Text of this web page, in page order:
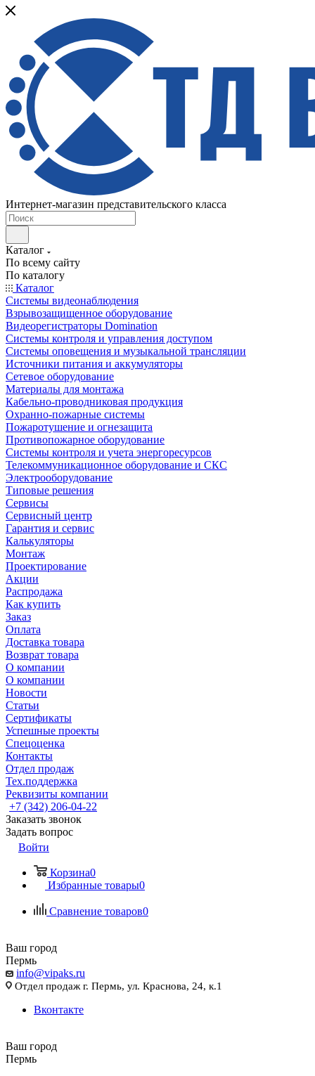
Интернет-магазин представительского класса
Каталог
По всему сайту
По каталогу
Каталог
Системы видеонаблюдения
Взрывозащищенное оборудование
Видеорегистраторы Domination
Системы контроля и управления доступом
Системы оповещения и музыкальной трансляции
Источники питания и аккумуляторы
Сетевое оборудование
Материалы для монтажа
Кабельно-проводниковая продукция
Охранно-пожарные системы
Пожаротушение и огнезащита
Противопожарное оборудование
Системы контроля и учета энергоресурсов
Телекоммуникационное оборудование и СКС
Электрооборудование
Типовые решения
Сервисы
Сервисный центр
Гарантия и сервис
Калькуляторы
Монтаж
Проектирование
Акции
Распродажа
Как купить
Заказ
Оплата
Доставка товара
Возврат товара
О компании
О компании
Новости
Статьи
Сертификаты
Успешные проекты
Спецоценка
Контакты
Отдел продаж
Тех.поддержка
Реквизиты компании
+7 (342) 206-04-22
Заказать звонок
Задать вопрос
Войти
Корзина0
Избранные товары0
Сравнение товаров0
Ваш город
Пермь
info@vipaks.ru
Отдел продаж г. Пермь, ул. Краснова, 24, к.1
Вконтакте
Ваш город
Пермь